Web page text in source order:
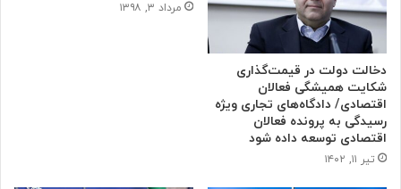
دخالت دولت در قیمت‌گذاری
شکایت همیشگی فعالان
اقتصادی/ دادگاه‌های تجاری ویژه
رسیدگی به پرونده فعالان
اقتصادی توسعه داده شود
تیر ۱۱, ۱۴۰۲
مرداد ۳, ۱۳۹۸